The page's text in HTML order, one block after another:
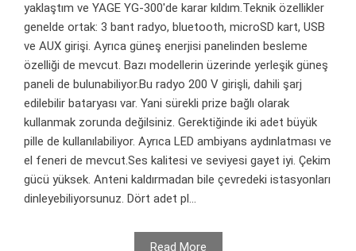
yaklaştım ve YAGE YG-300'de karar kıldım.Teknik özellikler
genelde ortak: 3 bant radyo, bluetooth, microSD kart, USB
ve AUX girişi. Ayrıca güneş enerjisi panelinden besleme
özelliği de mevcut. Bazı modellerin üzerinde yerleşik güneş
paneli de bulunabiliyor.Bu radyo 200 V girişli, dahili şarj
edilebilir bataryası var. Yani sürekli prize bağlı olarak
kullanmak zorunda değilsiniz. Gerektiğinde iki adet büyük
pille de kullanılabiliyor. Ayrıca LED ambiyans aydınlatması ve
el feneri de mevcut.Ses kalitesi ve seviyesi gayet iyi. Çekim
gücü yüksek. Anteni kaldırmadan bile çevredeki istasyonları
dinleyebiliyorsunuz. Dört adet pl...
Read More